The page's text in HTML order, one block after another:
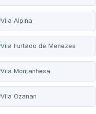
Vila Alpina
Vila Furtado de Menezes
Vila Montanhesa
Vila Ozanan